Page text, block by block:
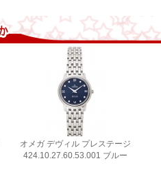
オメガ デヴィル プレステージ
424.10.27.60.53.001 ブルー